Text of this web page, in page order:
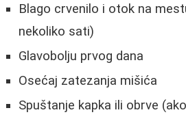
Blago crvenilo i otok na
nekoliko sati)
Glavobolju prvog dana
Osećaj zatezanja mišića
Spuštanje kapka ili obrve